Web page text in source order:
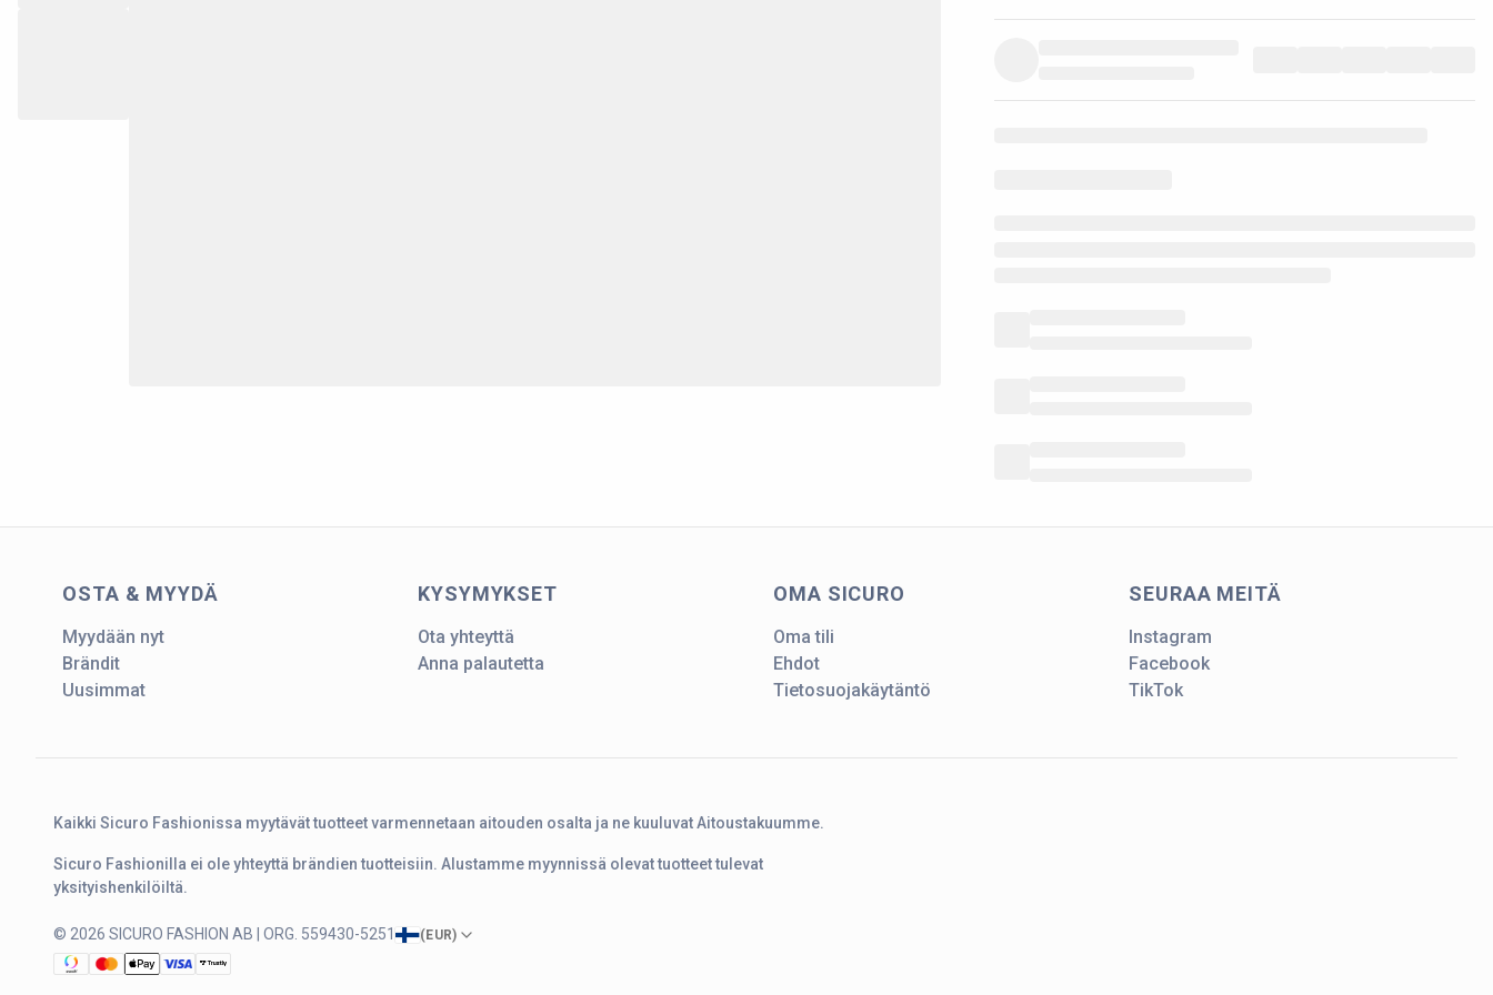
OSTA & MYYDÄ
Myydään nyt
Brändit
Uusimmat
KYSYMYKSET
Ota yhteyttä
Anna palautetta
OMA SICURO
Oma tili
Ehdot
Tietosuojakäytäntö
SEURAA MEITÄ
Instagram
Facebook
TikTok
Kaikki Sicuro Fashionissa myytävät tuotteet varmennetaan aitouden osalta ja ne kuuluvat Aitoustakuumme.
Sicuro Fashionilla ei ole yhteyttä brändien tuotteisiin. Alustamme myynnissä olevat tuotteet tulevat
yksityishenkilöiltä.
© 2026 SICURO FASHION AB | ORG. 559430-5251 ( EUR)